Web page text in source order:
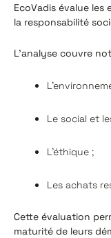
EcoVadis évalue les
la responsabilité
L'analyse couvre
Le social et
L’éthique ;
Les achats
Cette évaluation
maturité de leurs